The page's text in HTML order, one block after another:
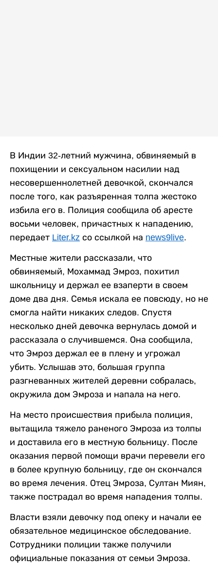
В Индии 32-летний мужчина, обвиняемый в
похищении и сексуальном насилии над
несовершеннолетней девочкой, скончался
после того, как разъяренная толпа жестоко
избила его в. Полиция сообщила об аресте
восьми человек, причастных к нападению,
передает Liter.kz со ссылкой на news9live.
Местные жители рассказали, что
обвиняемый, Мохаммад Эмроз, похитил
школьницу и держал ее взаперти в своем
доме два дня. Семья искала ее повсюду, но не
смогла найти никаких следов. Спустя
несколько дней девочка вернулась домой и
рассказала о случившемся. Она сообщила,
что Эмроз держал ее в плену и угрожал
убить. Услышав это, большая группа
разгневанных жителей деревни собралась,
окружила дом Эмроза и напала на него.
На место происшествия прибыла полиция,
вытащила тяжело раненого Эмроза из толпы
и доставила его в местную больницу. После
оказания первой помощи врачи перевели его
в более крупную больницу, где он скончался
во время лечения. Отец Эмроза, Султан Миян,
также пострадал во время нападения толпы.
Власти взяли девочку под опеку и начали ее
обязательное медицинское обследование.
Сотрудники полиции также получили
официальные показания от семьи Эмроза.